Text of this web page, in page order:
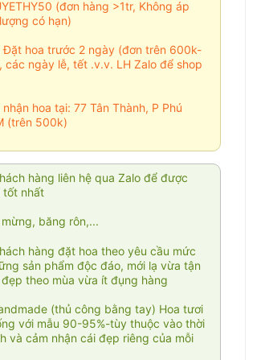
(đơn hàng >1tr, Không áp
có hạn)
hoa trước 2 ngày (đơn trên 600k-
các ngày lễ, tết .v.v. LH Zalo để shop
hoa tại: 77 Tân Thành, P Phú
(trên 500k)
hàng liên hệ qua Zalo để được
tốt nhất
băng rôn,...
hàng đặt hoa theo yêu cầu mức
sản phẩm độc đáo, mới lạ vừa tận
theo mùa vừa ít đụng hàng
(thủ công bằng tay) Hoa tươi
với mẫu 90-95%-tùy thuộc vào thời
và cảm nhận cái đẹp riêng của mỗi